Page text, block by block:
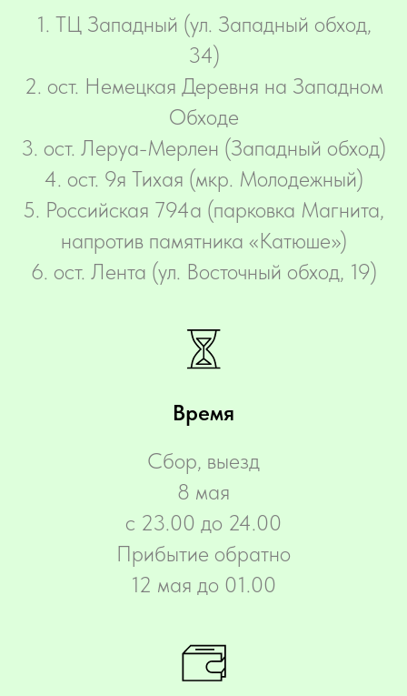
1. ТЦ Западный (ул. Западный обход,
34)
2. ост. Немецкая Деревня на Западном
Обходе
3. ост. Леруа-Мерлен (Западный обход)
4. ост. 9я Тихая (мкр. Молодежный)
5. Российская 794а (парковка Магнита,
напротив памятника «Катюше»)
6. ост. Лента (ул. Восточный обход, 19)
Время
Сбор, выезд
8 мая
с 23.00 до 24.00
Прибытие обратно
12 мая до 01.00